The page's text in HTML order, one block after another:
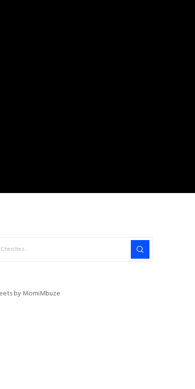
by MomiMbuze